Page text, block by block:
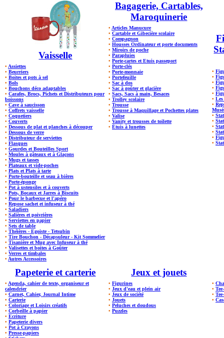
Vaisselle
• Assiettes
• Beurriers
• Boites et pots à sel
• Bols
• Bouchons déco adaptables
• Carafes, Brocs, Pichets et Distributeurs pour
boissons
• Cave à saucisson
• Coffrets vaisselle
• Coquetiers
• Couverts
• Dessous de plat et planches à découper
• Dessous de verre
• Distributeur de serviettes
• Flasques
• Gourdes et Bouteilles Sport
• Moules à gâteaux et à Glaçons
• Mugs et tasses
• Plateaux et vide-poches
• Plats et Plats à tarte
• Porte-bouteille et seau à bières
• Porte-éponge
• Pot à ustensiles et à couverts
• Pots, Bocaux et Jarres à Biscuits
• Pour le barbecue et l'apéro
• Repose sachet et infuseur à thé
• Saladiers
• Salières et poivrières
• Serviettes en papier
• Sets de table
• Théières - Egoiste - Tetsubin
• Tire Bouchon - Décapsuleur - Kit Sommelier
• Tisanière et Mug avec Infuseur à thé
• Valisettes et boites à Goûter
• Verres et timbales
• Autres Accessoires
Bagagerie, Cartables,
Maroquinerie
• Articles Manucure
• Cartable et Gibecière scolaire
• Compagnon
• Housses Ordinateur et porte documents
• Miroirs de poche
• Parapluies
• Porte-cartes et Etuis passeport
• Porte-clés
• Porte-monnaie
• Portefeuille
• Sac à dos
• Sac à goûter et glacière
• Sacs, Sacs à main, Besaces
• Trolley scolaire
• Trousse
• Trousse à Maquillage et Pochettes plates
• Valise
• Vanity et trousses de toilette
• Étuis à lunettes
•
•
•
•
•
•
•
•
•
•
•
•
•
Papeterie et carterie
• Agenda, cahier de texte, organiseur et
calendrier
• Carnet, Cahier, Journal Intime
• Carterie
• Coloriage et Loisirs créatifs
• Corbeille à papier
• Ecriture
• Papeterie divers
• Pot à Crayons
• Presse-papiers
Jeux et jouets
• Figurines
• Jeux d'eau et plein air
• Jeux de société
• Jouets
• Peluches et doudous
• Puzzles
•
•
•
•